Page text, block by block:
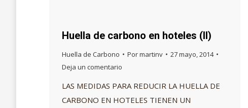
Huella de carbono en hoteles (II)
Huella de Carbono Pormartinv
27 mayo, 2014
Deja un comentario
LAS MEDIDAS PARA REDUCIR LA HUELLA DE
CARBONO EN HOTELES TIENEN UN